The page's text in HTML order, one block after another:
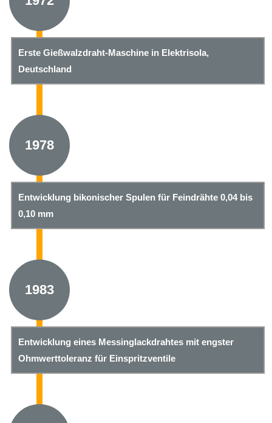
Erste Gießwalzdraht-Maschine in Elektrisola,
Deutschland
1978
Entwicklung bikonischer Spulen für Feindrähte 0,04 bis
0,10 mm
1983
Entwicklung eines Messinglackdrahtes mit engster
Ohmwerttoleranz für Einspritzventile